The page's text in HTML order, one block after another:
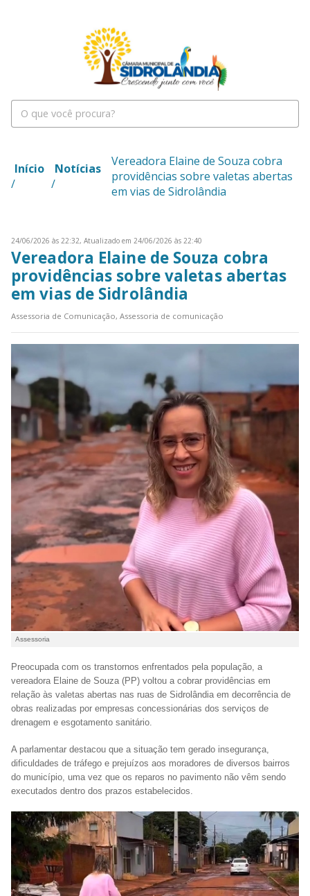
Início
/
Notícias
/
Vereadora Elaine de Souza cobra
providências sobre valetas abertas
em vias de Sidrolândia
24/06/2026 às 22:32, Atualizado em 24/06/2026 às 22:40
Vereadora Elaine de Souza cobra
providências sobre valetas abertas
em vias de Sidrolândia
Assessoria de Comunicação, Assessoria de comunicação
Assessoria
Preocupada com os transtornos enfrentados pela população, a
vereadora Elaine de Souza (PP) voltou a cobrar providências em
relação às valetas abertas nas ruas de Sidrolândia em decorrência de
obras realizadas por empresas concessionárias dos serviços de
drenagem e esgotamento sanitário.
A parlamentar destacou que a situação tem gerado insegurança,
dificuldades de tráfego e prejuízos aos moradores de diversos bairros
do município, uma vez que os reparos no pavimento não vêm sendo
executados dentro dos prazos estabelecidos.